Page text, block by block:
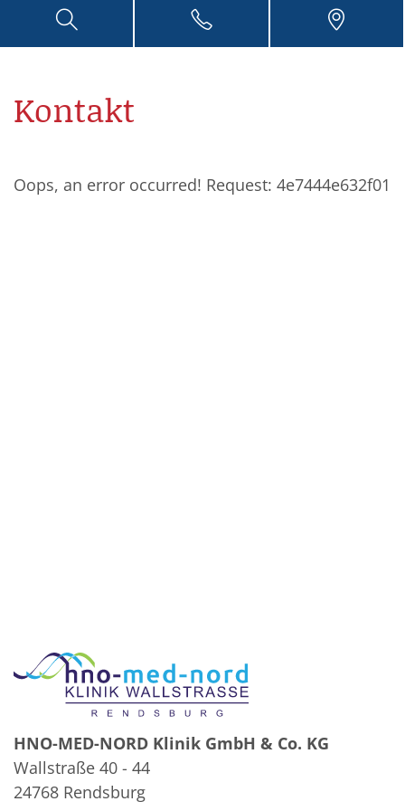
Kontakt
Oops, an error occurred! Request: 4e7444e632f01
HNO-MED-NORD Klinik GmbH & Co. KG
Wallstraße 40 - 44
24768 Rendsburg